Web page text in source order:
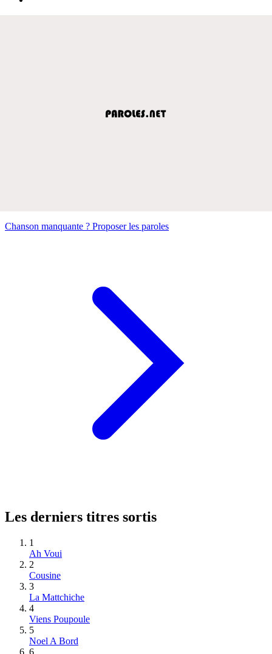
Chanson manquante ? Proposer les paroles
Les derniers titres sortis
1
Ah Voui
2
Cousine
3
La Mattchiche
4
Viens Poupoule
5
Noel A Bord
6